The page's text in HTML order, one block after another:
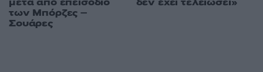
των Μπόρζες –
Σουάρες